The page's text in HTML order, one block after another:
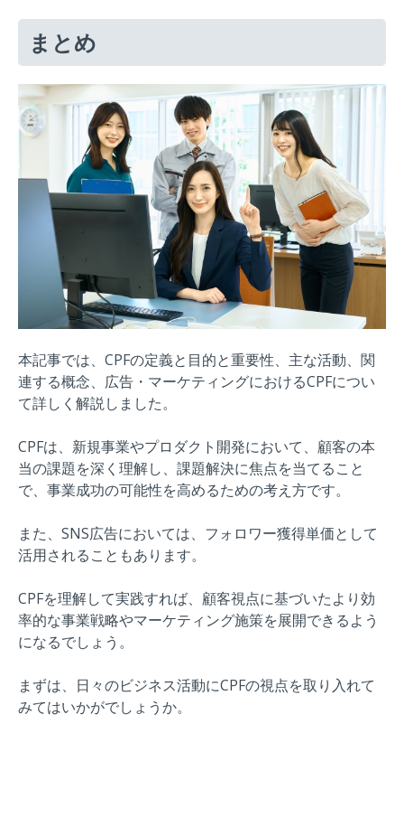
まとめ
本記事では、CPFの定義と目的と重要性、主な活動、関
連する概念、広告・マーケティングにおけるCPFについ
て詳しく解説しました。
CPFは、新規事業やプロダクト開発において、顧客の本
当の課題を深く理解し、課題解決に焦点を当てること
で、事業成功の可能性を高めるための考え方です。
また、SNS広告においては、フォロワー獲得単価として
活用されることもあります。
CPFを理解して実践すれば、顧客視点に基づいたより効
率的な事業戦略やマーケティング施策を展開できるよう
になるでしょう。
まずは、日々のビジネス活動にCPFの視点を取り入れて
みてはいかがでしょうか。